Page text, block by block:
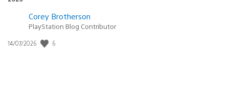
Corey Brotherson
PlayStation Blog Contributor
Fecha
14/07/2026 6